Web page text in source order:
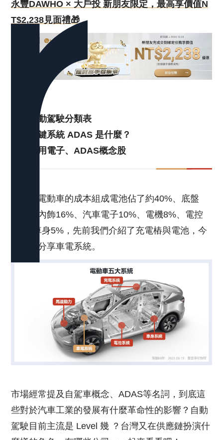
永豐DAWHO × 大戶投 新朋友限定，最高享價值N
T$2,238見面禮🎁
一、自動駕駛分類表
二、關鍵系統 ADAS 是什麼？
三、車用電子、ADAS概念股
一台純電動車的成本組成電池佔了約40%、底盤
15%、內飾16%、汽車電子10%、電機8%、電控
6%、車身5%，先前我們介紹了充電樁與電池，今
天主要分享車電系統。
市場經常提及自駕車概念、ADAS等名詞，到底這
些對於汽車工業的發展有什麼革命性的影響？自動
駕駛目前主流是 Level 幾 ？台灣又在供應鏈扮演什